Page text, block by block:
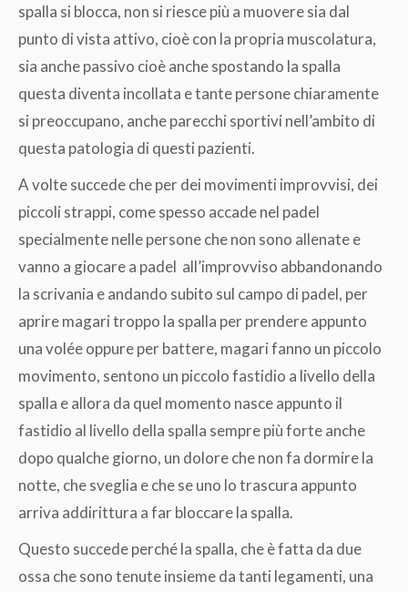
spalla si blocca, non si riesce più a muovere sia dal
punto di vista attivo, cioè con la propria muscolatura,
sia anche passivo cioè anche spostando la spalla
questa diventa incollata e tante persone chiaramente
si preoccupano, anche parecchi sportivi nell’ambito di
questa patologia di questi pazienti.
A volte succede che per dei movimenti improvvisi, dei
piccoli strappi, come spesso accade nel padel
specialmente nelle persone che non sono allenate e
vanno a giocare a padel all’improvviso abbandonando
la scrivania e andando subito sul campo di padel, per
aprire magari troppo la spalla per prendere appunto
una volée oppure per battere, magari fanno un piccolo
movimento, sentono un piccolo fastidio a livello della
spalla e allora da quel momento nasce appunto il
fastidio al livello della spalla sempre più forte anche
dopo qualche giorno, un dolore che non fa dormire la
notte, che sveglia e che se uno lo trascura appunto
arriva addirittura a far bloccare la spalla.
Questo succede perché la spalla, che è fatta da due
ossa che sono tenute insieme da tanti legamenti, una